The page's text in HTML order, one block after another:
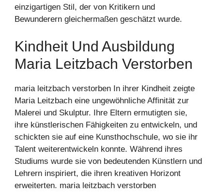
einzigartigen Stil, der von Kritikern und
Bewunderern gleichermaßen geschätzt wurde.
Kindheit Und Ausbildung
Maria Leitzbach Verstorben
maria leitzbach verstorben In ihrer Kindheit zeigte
Maria Leitzbach eine ungewöhnliche Affinität zur
Malerei und Skulptur. Ihre Eltern ermutigten sie,
ihre künstlerischen Fähigkeiten zu entwickeln, und
schickten sie auf eine Kunsthochschule, wo sie ihr
Talent weiterentwickeln konnte. Während ihres
Studiums wurde sie von bedeutenden Künstlern und
Lehrern inspiriert, die ihren kreativen Horizont
erweiterten. maria leitzbach verstorben